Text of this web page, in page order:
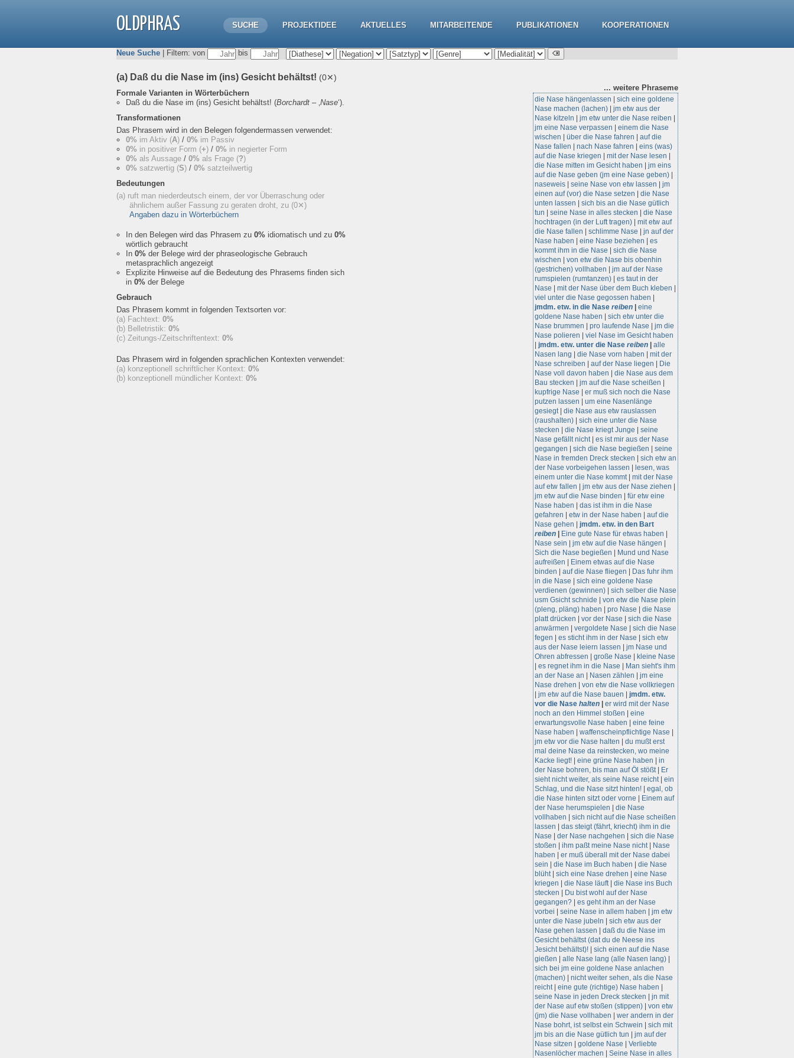
OLDPHRAS SUCHE PROJEKTIDEE AKTUELLES MITARBEITENDE PUBLIKATIONEN KOOPERATIONEN
Neue Suche | Filtern: von bis
(a) Daß du die Nase im (ins) Gesicht behältst! (0✕)
Formale Varianten in Wörterbüchern
Daß du die Nase im (ins) Gesicht behältst! (Borchardt – ‚Nase‘).
Transformationen
Das Phrasem wird in den Belegen folgendermassen verwendet:
0% im Aktiv (A) / 0% im Passiv
0% in positiver Form (+) / 0% in negierter Form
0% als Aussage / 0% als Frage (?)
0% satzwertig (S) / 0% satzteilwertig
Bedeutungen
(a) ruft man niederdeutsch einem, der vor Überraschung oder
ähnlichem außer Fassung zu geraten droht, zu (0✕)
Angaben dazu in Wörterbüchern
In den Belegen wird das Phrasem zu 0% idiomatisch und zu 0%
wörtlich gebraucht
In 0% der Belege wird der phraseologische Gebrauch
metasprachlich angezeigt
Explizite Hinweise auf die Bedeutung des Phrasems finden sich
in 0% der Belege
Gebrauch
Das Phrasem kommt in folgenden Textsorten vor:
(a) Fachtext: 0%
(b) Belletristik: 0%
(c) Zeitungs-/Zeitschriftentext: 0%
Das Phrasem wird in folgenden sprachlichen Kontexten verwendet:
(a) konzeptionell schriftlicher Kontext: 0%
(b) konzeptionell mündlicher Kontext: 0%
... weitere Phraseme
die Nase hängenlassen
sich eine goldene
Nase machen (lachen)
jm etw aus der
Nase kitzeln
jm etw unter die Nase reiben
jm eine Nase verpassen
einem die Nase
wischen
über die Nase fahren
auf die
Nase fallen
nach Nase fahren
eins (was)
auf die Nase kriegen
mit der Nase lesen
die Nase mitten im Gesicht haben
jm eins
auf die Nase geben (jm eine Nase geben)
naseweis
seine Nase von etw lassen
jm
einen auf (vor) die Nase setzen
die Nase
unten lassen
sich bis an die Nase gütlich
tun
seine Nase in alles stecken
die Nase
hochtragen (in der Luft tragen)
mit etw auf
die Nase fallen
schlimme Nase
jn auf der
Nase haben
eine Nase beziehen
es
kommt ihm in die Nase
sich die Nase
wischen
von etw die Nase bis obenhin
(gestrichen) vollhaben
jm auf der Nase
rumspielen (rumtanzen)
es taut in der
Nase
mit der Nase über dem Buch kleben
viel unter die Nase gegossen haben
jmdm. etw. in die Nase reiben
eine
goldene Nase haben
sich etw unter die
Nase brummen
pro laufende Nase
jm die
Nase polieren
viel Nase im Gesicht haben
jmdm. etw. unter die Nase reiben
alle
Nasen lang
die Nase vorn haben
mit der
Nase schreiben
auf der Nase liegen
Die
Nase voll davon haben
die Nase aus dem
Bau stecken
jm auf die Nase scheißen
kupfrige Nase
er muß sich noch die Nase
putzen lassen
um eine Nasenlänge
gesiegt| die Nase aus etw rauslassen
(raushalten)
sich eine unter die Nase
stecken
die Nase kriegt Junge
seine
Nase gefällt nicht| es ist mir aus der Nase
gegangen
sich die Nase begießen
seine
Nase in fremden Dreck stecken
sich etw an
der Nase vorbeigehen lassen
lesen, was
einem unter die Nase kommt| mit der Nase
auf etw fallen
jm etw aus der Nase ziehen
jm etw auf die Nase binden
für etw eine
Nase haben
das ist ihm in die Nase
gefahren
etw in der Nase haben
auf die
Nase gehen
jmdm. etw. in den Bart
reiben
Eine gute Nase für etwas haben
Nase sein
jm etw auf die Nase hängen
Sich die Nase begießen
Mund und Nase
aufreißen
Einem etwas auf die Nase
binden
auf die Nase fliegen
Das fuhr ihm
in die Nase
sich eine goldene Nase
verdienen (gewinnen)
sich selber die Nase
usm Gsicht schnide
von etw die Nase plein
(pleng, pläng) haben
pro Nase
die Nase
platt drücken
vor der Nase
sich die Nase
anwärmen
vergoldete Nase
sich die Nase
fegen
es sticht ihm in der Nase
sich etw
aus der Nase leiern lassen
jm Nase und
Ohren abfressen
große Nase
kleine Nase
es regnet ihm in die Nase
Man sieht's ihm
an der Nase an
Nasen zählen
jm eine
Nase drehen
von etw die Nase vollkriegen
jm etw auf die Nase bauen
jmdm. etw.
vor die Nase halten
er wird mit der Nase
noch an den Himmel stoßen
eine
erwartungsvolle Nase haben
eine feine
Nase haben
waffenscheinpflichtige Nase
jm etw vor die Nase halten
du mußt erst
mal deine Nase da reinstecken, wo meine
Kacke liegt!
eine grüne Nase haben
in
der Nase bohren, bis man auf Öl stößt|
Er
sieht nicht weiter, als seine Nase reicht| ein
Schlag, und die Nase sitzt hinten!
egal, ob
die Nase hinten sitzt oder vorne
Einem auf
der Nase herumspielen
die Nase
vollhaben
sich nicht auf die Nase scheißen
lassen
das steigt (fährt, kriecht) ihm in die
Nase
der Nase nachgehen
sich die Nase
stoßen
ihm paßt meine Nase nicht|
Nase
haben
er muß überall mit der Nase dabei
sein
die Nase im Buch haben
die Nase
blüht| sich eine Nase drehen
eine Nase
kriegen
die Nase läuft| die Nase ins Buch
stecken
Du bist wohl auf der Nase
gegangen?
es geht ihm an der Nase
vorbei
seine Nase in allem haben
jm etw
unter die Nase jubeln
sich etw aus der
Nase gehen lassen
daß du die Nase im
Gesicht behältst (dat du de Neese ins
Jesicht behältst)!
sich einen auf die Nase
gießen
alle Nase lang (alle Nasen lang)
sich bei jm eine goldene Nase anlachen
(machen)
nicht weiter sehen, als die Nase
reicht| eine gute (richtige) Nase haben
seine Nase in jeden Dreck stecken
jn mit
der Nase auf etw stoßen (stippen)
von etw
(jm) die Nase vollhaben
wer andern in der
Nase bohrt, ist selbst ein Schwein
sich mit
jm bis an die Nase gütlich tun
jm auf der
Nase sitzen
goldene Nase
Verliebte
Nasenlöcher machen
Seine Nase in alles